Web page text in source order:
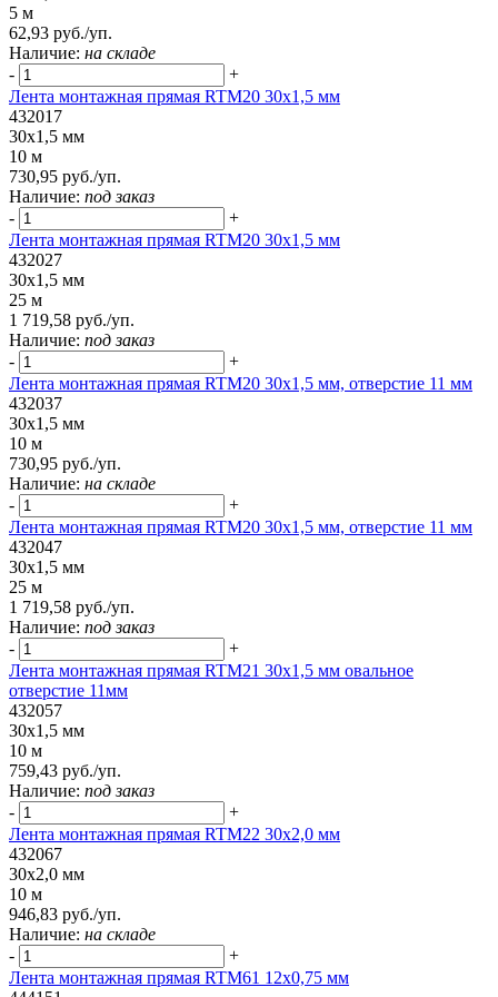
5 м
62,93 руб./уп.
Наличие: на складе
-
+
Лента монтажная прямая RTM20 30x1,5 мм
432017
30x1,5 мм
10 м
730,95 руб./уп.
Наличие: под заказ
-
+
Лента монтажная прямая RTM20 30x1,5 мм
432027
30x1,5 мм
25 м
1 719,58 руб./уп.
Наличие: под заказ
-
+
Лента монтажная прямая RTM20 30x1,5 мм, отверстие 11 мм
432037
30x1,5 мм
10 м
730,95 руб./уп.
Наличие: на складе
-
+
Лента монтажная прямая RTM20 30x1,5 мм, отверстие 11 мм
432047
30x1,5 мм
25 м
1 719,58 руб./уп.
Наличие: под заказ
-
+
Лента монтажная прямая RTM21 30x1,5 мм овальное
отверстие 11мм
432057
30x1,5 мм
10 м
759,43 руб./уп.
Наличие: под заказ
-
+
Лента монтажная прямая RTM22 30x2,0 мм
432067
30x2,0 мм
10 м
946,83 руб./уп.
Наличие: на складе
-
+
Лента монтажная прямая RTM61 12x0,75 мм